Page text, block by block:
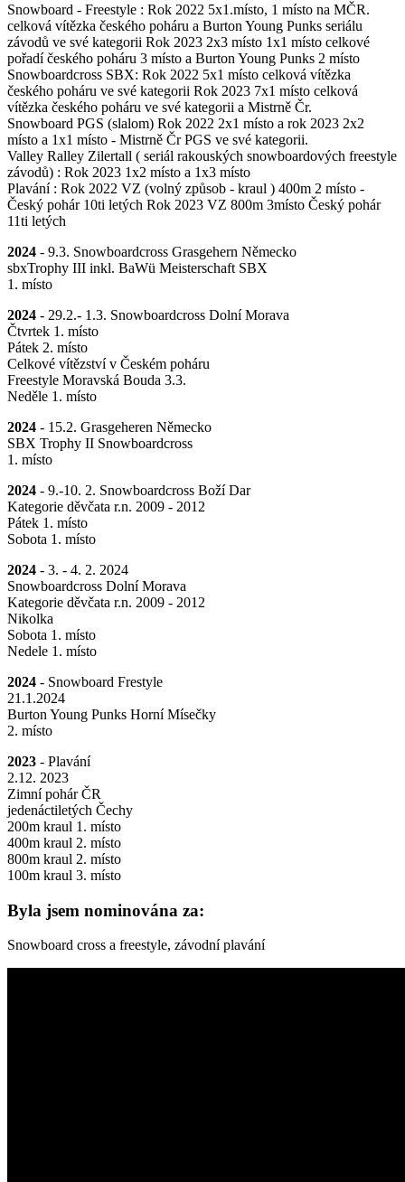
Snowboard - Freestyle : Rok 2022 5x1.místo, 1 místo na MČR.
celková vítězka českého poháru a Burton Young Punks seriálu
závodů ve své kategorii Rok 2023 2x3 místo 1x1 místo celkové
pořadí českého poháru 3 místo a Burton Young Punks 2 místo
Snowboardcross SBX: Rok 2022 5x1 místo celková vítězka
českého poháru ve své kategorii Rok 2023 7x1 místo celková
vítězka českého poháru ve své kategorii a Mistrně Čr.
Snowboard PGS (slalom) Rok 2022 2x1 místo a rok 2023 2x2
místo a 1x1 místo - Mistrně Čr PGS ve své kategorii.
Valley Ralley Zilertall ( seriál rakouských snowboardových freestyle
závodů) : Rok 2023 1x2 místo a 1x3 místo
Plavání : Rok 2022 VZ (volný způsob - kraul ) 400m 2 místo -
Český pohár 10ti letých Rok 2023 VZ 800m 3místo Český pohár
11ti letých
2024 - 9.3. Snowboardcross Grasgehern Německo
sbxTrophy III inkl. BaWü Meisterschaft SBX
1. místo
2024 - 29.2.- 1.3. Snowboardcross Dolní Morava
Čtvrtek 1. místo
Pátek 2. místo
Celkové vítězství v Českém poháru
Freestyle Moravská Bouda 3.3.
Neděle 1. místo
2024 - 15.2. Grasgeheren Německo
SBX Trophy II Snowboardcross
1. místo
2024 - 9.-10. 2. Snowboardcross Boží Dar
Kategorie děvčata r.n. 2009 - 2012
Pátek 1. místo
Sobota 1. místo
2024 - 3. - 4. 2. 2024
Snowboardcross Dolní Morava
Kategorie děvčata r.n. 2009 - 2012
Nikolka
Sobota 1. místo
Nedele 1. místo
2024 - Snowboard Frestyle
21.1.2024
Burton Young Punks Horní Mísečky
2. místo
2023 - Plavání
2.12. 2023
Zimní pohár ČR
jedenáctiletých Čechy
200m kraul 1. místo
400m kraul 2. místo
800m kraul 2. místo
100m kraul 3. místo
Byla jsem nominována za:
Snowboard cross a freestyle, závodní plavání